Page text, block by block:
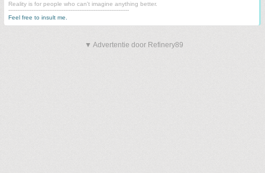
Reality is for people who can't imagine anything better.
--------------------------------------------------------------------
Feel free to insult me.
▼ Advertentie door Refinery89